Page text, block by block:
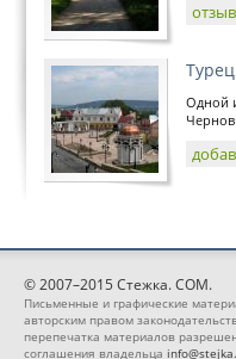
Одной
© 2007–2015 Стежка. COM.
Письменные и графические
авторским правом
перепечатка материалов
соглашения владельца